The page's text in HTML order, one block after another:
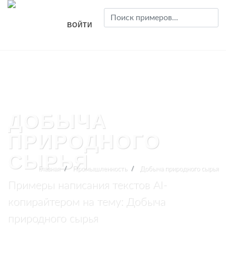
ВОЙТИ
ДОБЫЧА
ПРИРОДНОГО
СЫРЬЯ
Примеры написания текстов AI-
копирайтером на тему: Добыча
природного сырья
Главная Промышленность Добыча природного сырья